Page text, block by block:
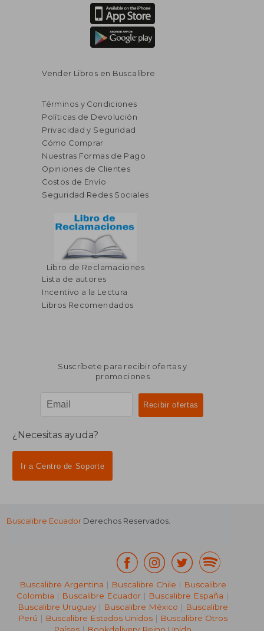
Vender Libros en Buscalibre
Términos y Condiciones
Políticas de Devolución
Privacidad y Seguridad
Cómo Comprar
Nuestras Formas de Pago
Opiniones de Clientes
Costos de Envío
Seguridad Redes Sociales
Libro de Reclamaciones
Lista de autores
Incentivo a la Lectura
Libros Recomendados
Suscríbete para recibir ofertas y
promociones
¿Necesitas ayuda?
Ir a Centro de Soporte
Buscalibre Ecuador Derechos Reservados.
Buscalibre Argentina | Buscalibre Chile | Buscalibre
Colombia | Buscalibre Ecuador | Buscalibre España |
Buscalibre Uruguay| Buscalibre México | Buscalibre
Perú | Buscalibre Estados Unidos| Buscalibre Otros